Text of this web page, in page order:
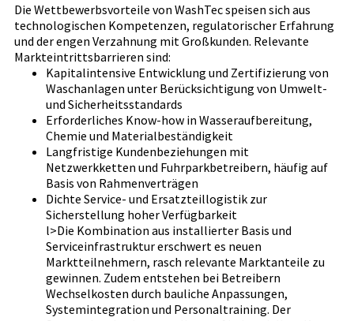
Die Wettbewerbsvorteile von WashTec speisen sich aus
technologischen Kompetenzen, regulatorischer Erfahrung
und der engen Verzahnung mit Großkunden. Relevante
Markteintrittsbarrieren sind:
Kapitalintensive Entwicklung und Zertifizierung von
Waschanlagen unter Berücksichtigung von Umwelt-
und Sicherheitsstandards
Erforderliches Know-how in Wasseraufbereitung,
Chemie und Materialbeständigkeit
Langfristige Kundenbeziehungen mit
Netzwerkketten und Fuhrparkbetreibern, häufig auf
Basis von Rahmenverträgen
Dichte Service- und Ersatzteillogistik zur
Sicherstellung hoher Verfügbarkeit
l>Die Kombination aus installierter Basis und
Serviceinfrastruktur erschwert es neuen
Marktteilnehmern, rasch relevante Marktanteile zu
gewinnen. Zudem entstehen bei Betreibern
Wechselkosten durch bauliche Anpassungen,
Systemintegration und Personaltraining. Der